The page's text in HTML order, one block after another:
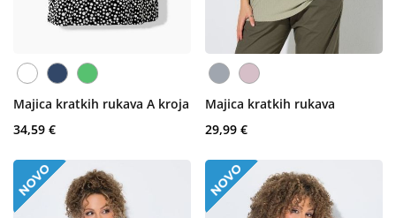
Majica kratkih rukava A kroja
34,59 €
Majica kratkih rukava
29,99 €